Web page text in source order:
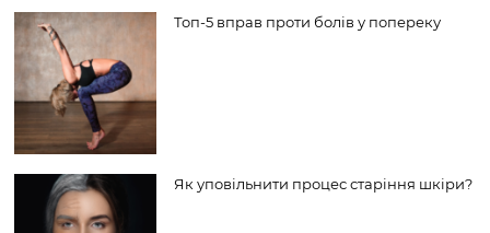
Топ-5 вправ проти болів у попереку
Як уповільнити процес старіння шкіри?